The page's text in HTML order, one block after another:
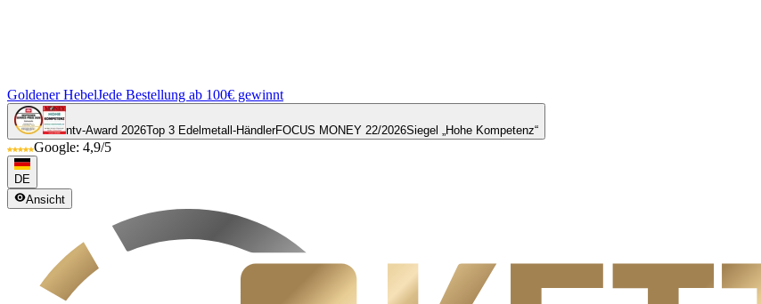
Goldener HebelJede Bestellung ab 100€ gewinnt
ntv-Award 2026Top 3 Edelmetall-HändlerFOCUS MONEY 22/2026Siegel „Hohe Kompetenz“
Google: 4,9/5
DE
Ansicht